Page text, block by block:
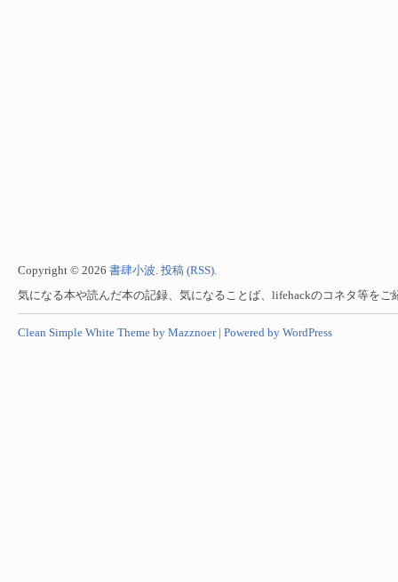
Copyright © 2026 書肆小波. 投稿 (RSS).
気になる本や読んだ本の記録、気になることば、lifehackのコネタ等をご
Clean Simple White Theme by Mazznoer | Powered by WordPress